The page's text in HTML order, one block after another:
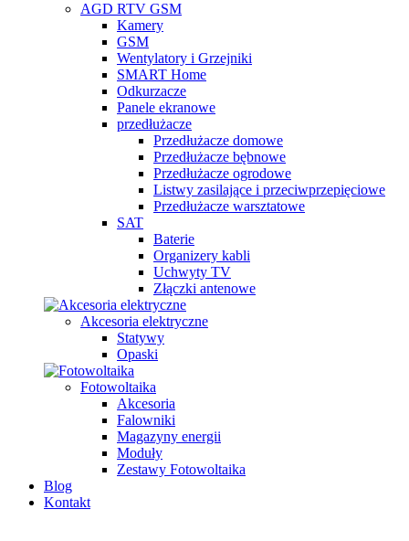
AGD RTV GSM
Kamery
GSM
Wentylatory i Grzejniki
SMART Home
Odkurzacze
Panele ekranowe
przedłużacze
Przedłużacze domowe
Przedłużacze bębnowe
Przedłużacze ogrodowe
Listwy zasilające i przeciwprzepięciowe
Przedłużacze warsztatowe
SAT
Baterie
Organizery kabli
Uchwyty TV
Złączki antenowe
Akcesoria elektryczne
Statywy
Opaski
Fotowoltaika
Akcesoria
Falowniki
Magazyny energii
Moduły
Zestawy Fotowoltaika
Blog
Kontakt